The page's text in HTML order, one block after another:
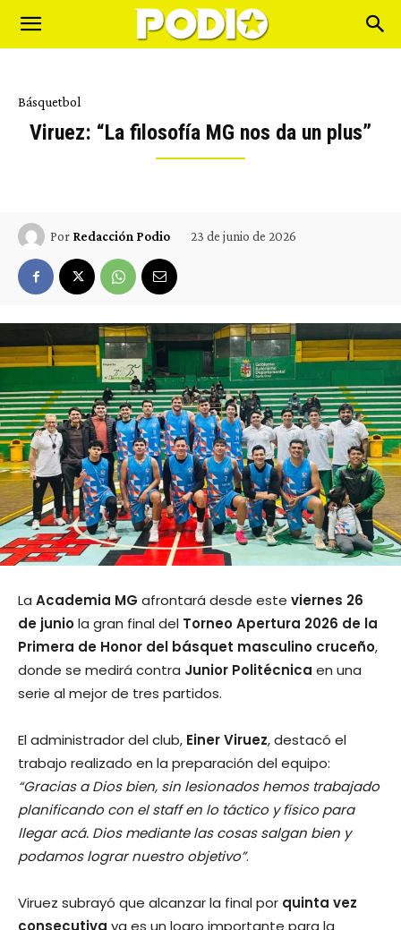
Básquetbol
Viruez: “La filosofía MG nos da un plus”
Por Redacción Podio 23 de junio de 2026
La Academia MG afrontará desde este viernes 26
de juniola gran final del Torneo Apertura 2026 de la
Primera de Honor del básquet masculino cruceño,
donde se medirá contra Junior Politécnica en una
serie al mejor de tres partidos.
El administrador del club, Einer Viruez, destacó el
trabajo realizado en la preparación del equipo:
“Gracias a Dios bien, sin lesionados hemos trabajado
planificando con el staff en lo táctico y físico para
llegar acá. Dios mediante las cosas salgan bien y
podamos lograr nuestro objetivo”.
Viruez subrayó que alcanzar la final por quinta vez
consecutiva ya es un logro importante para la